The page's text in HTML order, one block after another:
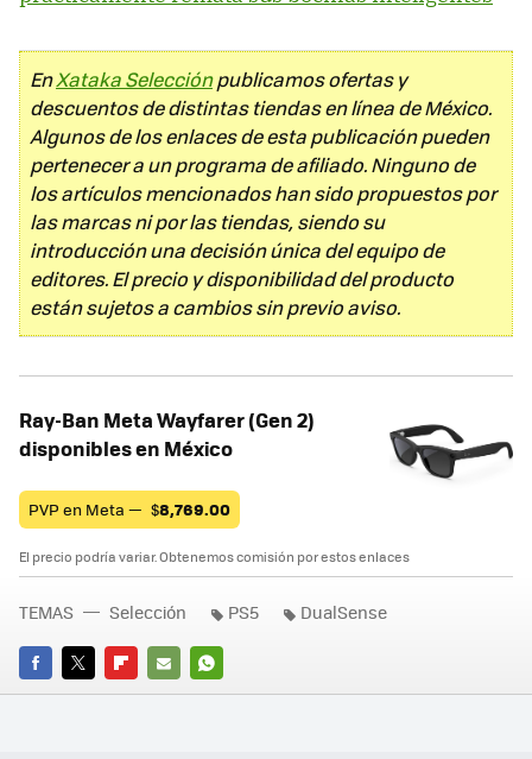
EnXataka Selecciónpublicamos ofertas y
descuentos de distintas tiendas en línea de México.
Algunos de los enlaces de esta publicación pueden
pertenecer a un programa de afiliado. Ninguno de
los artículos mencionados han sido propuestos por
las marcas ni por las tiendas, siendo su
introducción una decisión única del equipo de
editores. El precio y disponibilidad del producto
están sujetos a cambios sin previo aviso.
Ray-Ban Meta Wayfarer (Gen 2)
disponibles en México
PVP en Meta — $8,769.00
El precio podría variar. Obtenemos comisión por estos enlaces
FACEBOOK
TWITTERFLIPBOARD
E-
WHATSAPP
TEMAS Selección PS5 DualSense